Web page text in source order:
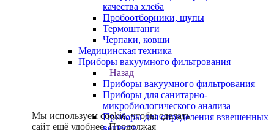
качества хлеба
Пробоотборники, щупы
Термоштанги
Черпаки, ковши
Медицинская техника
Приборы вакуумного фильтрования
Назад
Приборы вакуумного фильтрования
Приборы для санитарно-
микробиологического анализа
Приборы для определения взвешенных
веществ
Мы используем cookie, чтобы сделать
сайт ещё удобнее. Продолжая